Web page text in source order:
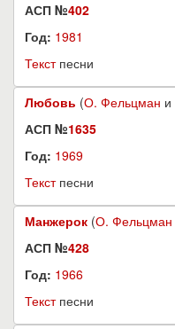
АСП №402
Год: 1981
Текстпесни
Любовь (О. Фельцман и
АСП №1635
Год: 1969
Текстпесни
Манжерок (О. Фельцман
АСП №428
Год: 1966
Текстпесни